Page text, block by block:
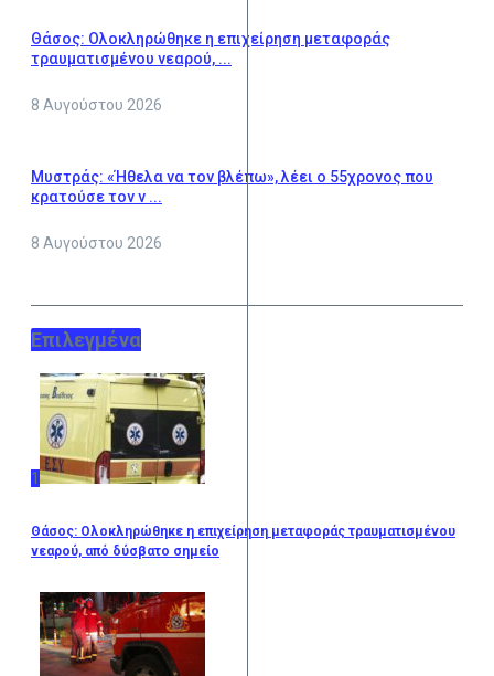
Θάσος: Ολοκληρώθηκε η επιχείρηση μεταφοράς
τραυματισμένου νεαρού, ...
8 Αυγούστου 2026
Μυστράς: «Ήθελα να τον βλέπω», λέει ο 55χρονος που
κρατούσε τον ν ...
8 Αυγούστου 2026
Επιλεγμένα
1
Θάσος: Ολοκληρώθηκε η επιχείρηση μεταφοράς τραυματισμένου
νεαρού, από δύσβατο σημείο